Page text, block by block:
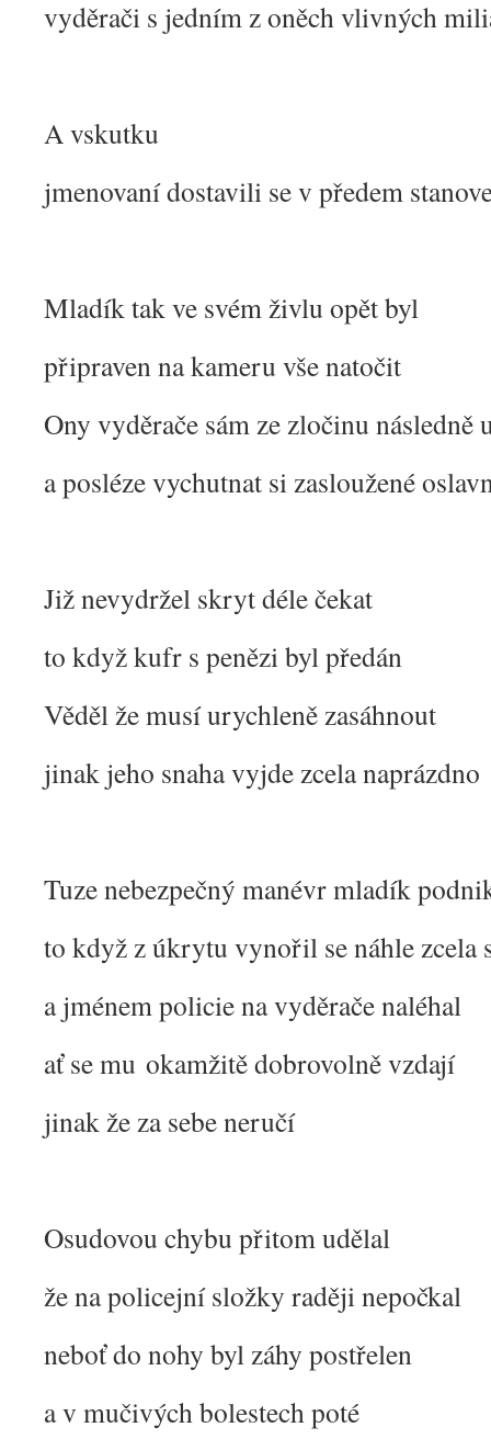
vyděrači s jedním z oněch vlivných
A vskutku
jmenovaní dostavili se v předem
Mladík tak ve svém živlu opět byl
připraven na kameru vše natočit
Ony vyděrače sám ze zločinu následně
a posléze vychutnat si zasloužené
Již nevydržel skryt déle čekat
to když kufr s penězi byl předán
Věděl že musí urychleně zasáhnout
jinak jeho snaha vyjde zcela naprázdno
Tuze nebezpečný manévr mladík
to když z úkrytu vynořil se náhle zcela
a jménem policie na vyděrače naléhal
ať se mu okamžitě dobrovolně vzdají
jinak že za sebe neručí
Osudovou chybu přitom udělal
že na policejní složky raději nepočkal
neboť do nohy byl záhy postřelen
a v mučivých bolestech poté